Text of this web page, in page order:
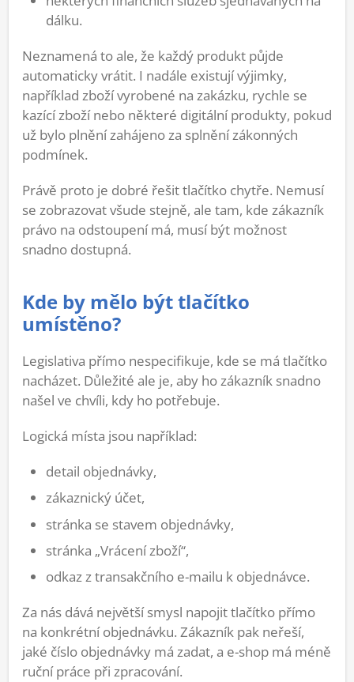
dálku.
Neznamená to ale, že každý produkt půjde
automaticky vrátit. I nadále existují výjimky,
například zboží vyrobené na zakázku, rychle se
kazící zboží nebo některé digitální produkty, pokud
už bylo plnění zahájeno za splnění zákonných
podmínek.
Právě proto je dobré řešit tlačítko chytře. Nemusí
se zobrazovat všude stejně, ale tam, kde zákazník
právo na odstoupení má, musí být možnost
snadno dostupná.
Kde by mělo být tlačítko
umístěno?
Legislativa přímo nespecifikuje, kde se má tlačítko
nacházet. Důležité ale je, aby ho zákazník snadno
našel ve chvíli, kdy ho potřebuje.
Logická místa jsou například:
detail objednávky,
zákaznický účet,
stránka se stavem objednávky,
stránka „Vrácení zboží“,
odkaz z transakčního e-mailu k objednávce.
Za nás dává největší smysl napojit tlačítko přímo
na konkrétní objednávku. Zákazník pak neřeší,
jaké číslo objednávky má zadat, a e-shop má méně
ruční práce při zpracování.